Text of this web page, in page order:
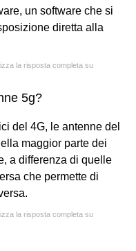
un software che si
diretta alla
la risposta completa su
5g?
del 4G, le antenne del
maggior parte dei
a differenza di quelle
che permette di
la risposta completa su